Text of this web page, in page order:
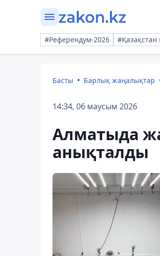
#Референдум-2026
Басты Барлық жаңалықтар
14:34, 06 маусым 2026
Алматыда
анықталды